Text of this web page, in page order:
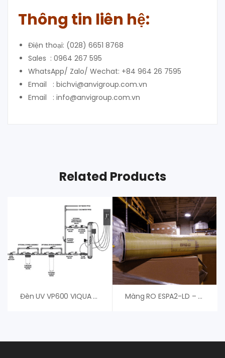
Thông tin liên hệ:
Điện thoại: (028) 6651 8768
Sales : 0964 267 595
WhatsApp/ Zalo/ Wechat: +84 964 26 7595
Email : bichvi@anvigroup.com.vn
Email : info@anvigroup.com.vn
Related Products
Đèn UV VP600 VIQUA – Đèn UV Diệt Khuẩn – Giá Tốt Màng RO ESPA2-LD – Màng RO Nitto Denko